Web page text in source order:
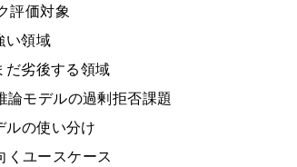
評価対象
い領域
だ劣後する領域
モデルの過剰拒否課題
ルの使い分け
くユースケース